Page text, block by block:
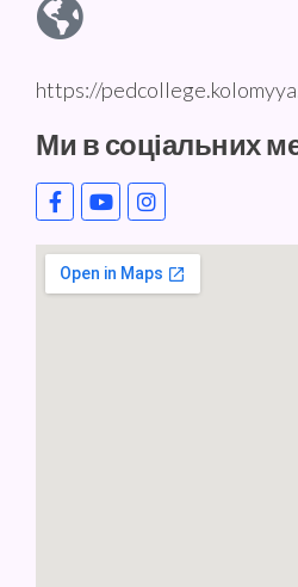
https://
Ми в соціальних